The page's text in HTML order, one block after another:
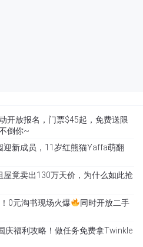
开放报名，门票$45起，免费送限
倒你~
迎新成员，11岁红熊猫Yaffa萌翻
竟卖出130万天价，为什么如此抢
0元淘书现场火爆
同时开放二手
庆福利攻略！做任务免费拿Twinkle